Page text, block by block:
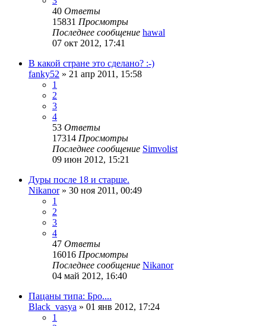
40 Ответы
15831 Просмотры
Последнее сообщение hawal
07 окт 2012, 17:41
В какой стране это сделано? :-)
fanky52 » 21 апр 2011, 15:58
1
2
3
4
53 Ответы
17314 Просмотры
Последнее сообщение Simvolist
09 июн 2012, 15:21
Дуры после 18 и старше.
Nikanor» 30 ноя 2011, 00:49
1
2
3
4
47 Ответы
16016 Просмотры
Последнее сообщение Nikanor
04 май 2012, 16:40
Пацаны типа: Бро....
Black_vasya » 01 янв 2012, 17:24
1